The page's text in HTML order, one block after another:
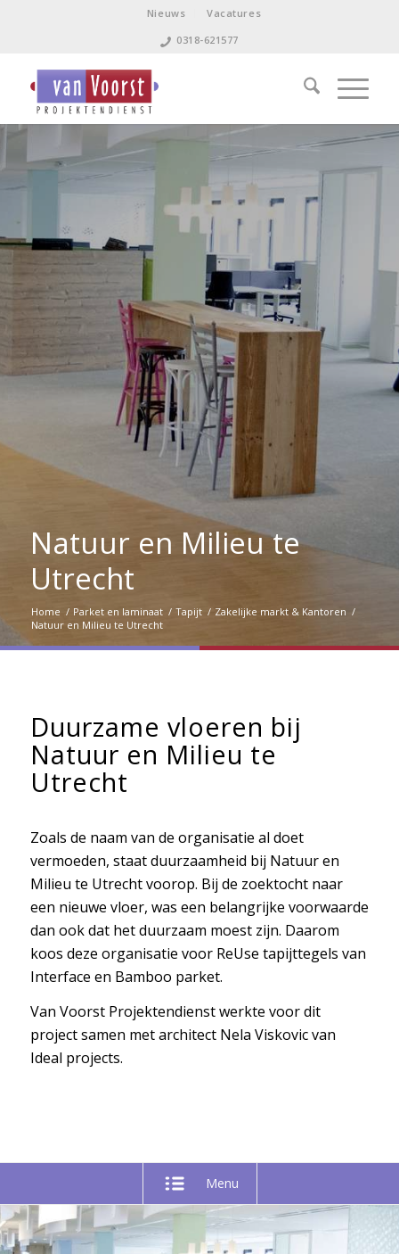
Nieuws
Vacatures
0318-621577
Natuur en Milieu te
Utrecht
Home / Parket en laminaat / Tapijt / Zakelijke markt & Kantoren /
Natuur en Milieu te Utrecht
Duurzame vloeren bij
Natuur en Milieu te
Utrecht
Zoals de naam van de organisatie al doet
vermoeden, staat duurzaamheid bij Natuur en
Milieu te Utrecht voorop. Bij de zoektocht naar
een nieuwe vloer, was een belangrijke voorwaarde
dan ook dat het duurzaam moest zijn. Daarom
koos deze organisatie voor ReUse tapijttegels van
Interface en Bamboo parket.
Van Voorst Projektendienst werkte voor dit
project samen met architect Nela Viskovic van
Ideal projects.
Menu